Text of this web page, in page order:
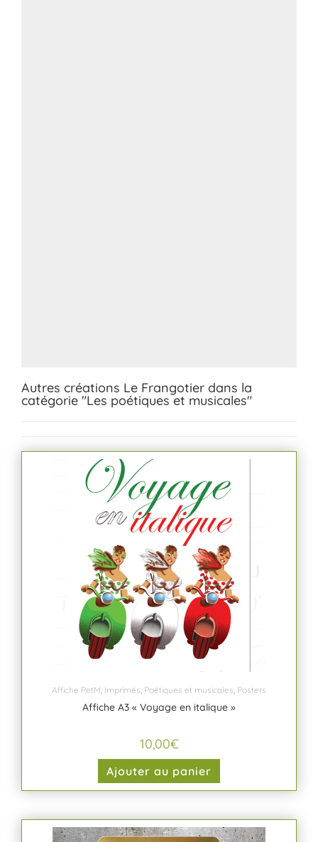
Autres créations Le Frangotier dans la
catégorie "Les poétiques et musicales"
Affiche PetM Imprimés Poétiques et musicales Posters
Affiche A3 « Voyage en italique »
10,00€
Ajouter au panier